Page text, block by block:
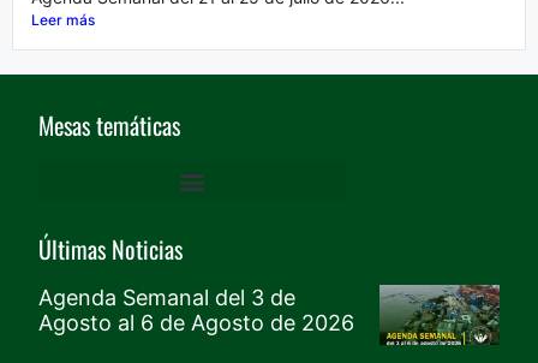
Leer más
Mesas temáticas
Últimas Noticias
Agenda Semanal del 3 de
Agosto al 6 de Agosto de 2026